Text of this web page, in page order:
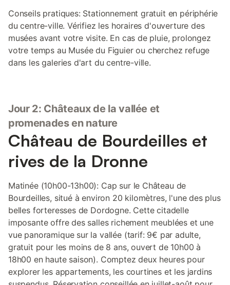
Conseils pratiques: Stationnement gratuit en périphérie
du centre-ville. Vérifiez les horaires d'ouverture des
musées avant votre visite. En cas de pluie, prolongez
votre temps au Musée du Figuier ou cherchez refuge
dans les galeries d'art du centre-ville.
Jour 2: Châteaux de la vallée et
promenades en nature
Château de Bourdeilles et
rives de la Dronne
Matinée (10h00-13h00): Cap sur le Château de
Bourdeilles, situé à environ 20 kilomètres, l'une des plus
belles forteresses de Dordogne. Cette citadelle
imposante offre des salles richement meublées et une
vue panoramique sur la vallée (tarif: 9€ par adulte,
gratuit pour les moins de 8 ans, ouvert de 10h00 à
18h00 en haute saison). Comptez deux heures pour
explorer les appartements, les courtines et les jardins